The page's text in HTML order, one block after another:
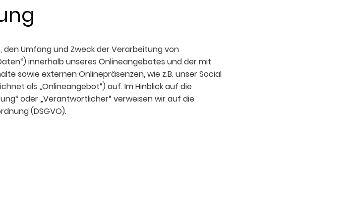
Umfang und Zweck der Verarbeitung von
innerhalb unseres Onlineangebotes und der mit
sowie externen Onlinepräsenzen, wie z.B. unser Social
als „Onlineangebot“) auf. Im Hinblick auf die
oder „Verantwortlicher“ verweisen wir auf die
(DSGVO).